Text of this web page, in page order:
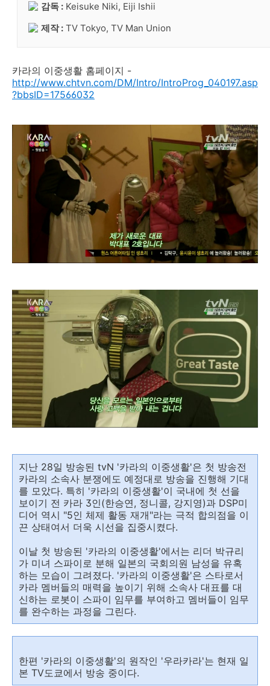
감독 : Keisuke Niki, Eiji Ishii
제작 : TV Tokyo, TV Man Union
카라의 이중생활 홈페이지 -
http://www.chtvn.com/DM/Intro/IntroProg_040197.asp
?bbsID=17566032
지난 28일 방송된 tvN '카라의 이중생활'은 첫 방송전
카라의 소속사 분쟁에도 예정대로 방송을 진행해 기대
를 모았다. 특히 '카라의 이중생활'이 국내에 첫 선을
보이기 전 카라 3인(한승연, 정니콜, 강지영)과 DSP미
디어 역시 "5인 체제 활동 재개"라는 극적 합의점을 이
끈 상태여서 더욱 시선을 집중시켰다.
이날 첫 방송된 '카라의 이중생활'에서는 리더 박규리
가 미녀 스파이로 분해 일본의 국회의원 남성을 유혹
하는 모습이 그려졌다. '카라의 이중생활'은 스타로서
카라 멤버들의 매력을 높이기 위해 소속사 대표를 대
신하는 로봇이 스파이 임무를 부여하고 멤버들이 임무
를 완수하는 과정을 그린다.
한편 '카라의 이중생활'의 원작인 '우라카라'는 현재 일
본 TV도쿄에서 방송 중이다.